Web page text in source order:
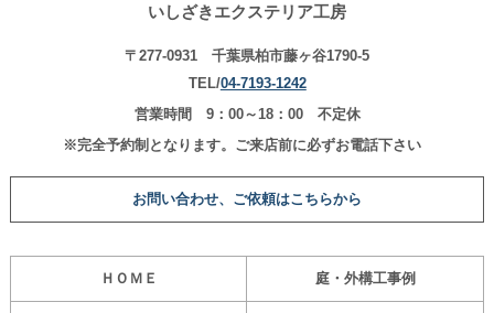
いしざきエクステリア工房
〒277-0931 千葉県柏市藤ヶ谷1790-5
TEL/04-7193-1242
営業時間 9：00～18：00 不定休
※完全予約制となります。ご来店前に必ずお電話下さい
お問い合わせ、ご依頼はこちらから
ＨＯＭＥ 庭・外構工事例